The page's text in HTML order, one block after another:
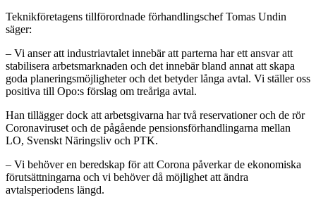
Teknikföretagens tillförordnade förhandlingschef Tomas Undin
säger:
– Vi anser att industriavtalet innebär att parterna har ett ansvar att
stabilisera arbetsmarknaden och det innebär bland annat att skapa
goda planeringsmöjligheter och det betyder långa avtal. Vi ställer oss
positiva till Opo:s förslag om treåriga avtal.
Han tillägger dock att arbetsgivarna har två reservationer och de rör
Coronaviruset och de pågående pensionsförhandlingarna mellan
LO, Svenskt Näringsliv och PTK.
– Vi behöver en beredskap för att Corona påverkar de ekonomiska
förutsättningarna och vi behöver då möjlighet att ändra
avtalsperiodens längd.